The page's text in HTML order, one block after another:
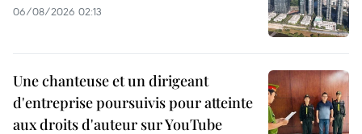
06/08/2026 02:13
Une chanteuse et un dirigeant
d'entreprise poursuivis pour atteinte
aux droits d'auteur sur YouTube